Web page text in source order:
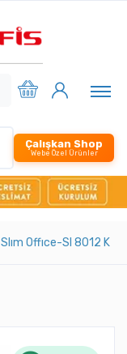
Çalışkan Shop
Webe Özel Ürünler
Slım Offıce-Sl 8012 K